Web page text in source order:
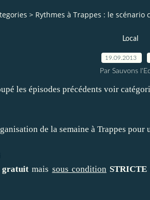
> Rythmes à Trappes : le scénario
Local
19.09.2013
Par Sauvons
les épisodes précédents voir
de la semaine à Trappes
gratuitmais sous condition STRICTE